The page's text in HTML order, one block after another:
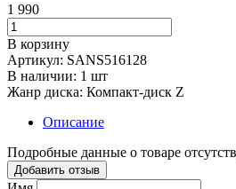
1 990
В корзину
Артикул: SANS516128
В наличии: 1 шт
Жанр диска: Компакт-диск Z
Описание
Подробные данные о товаре
Добавить отзыв